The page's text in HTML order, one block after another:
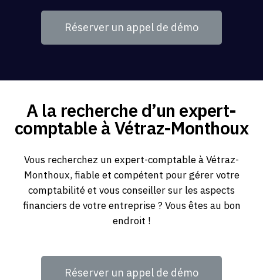
Réserver un appel de démo
A la recherche d’un expert-
comptable à Vétraz-Monthoux
Vous recherchez un expert-comptable à Vétraz-
Monthoux, fiable et compétent pour gérer votre
comptabilité et vous conseiller sur les aspects
financiers de votre entreprise ? Vous êtes au bon
endroit !
Réserver un appel de démo